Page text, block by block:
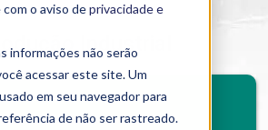
com o aviso deprivacidade e
informações não serão
acessar este site. Um
em seu navegador para
de não ser rastreado.
Industrial
mensal